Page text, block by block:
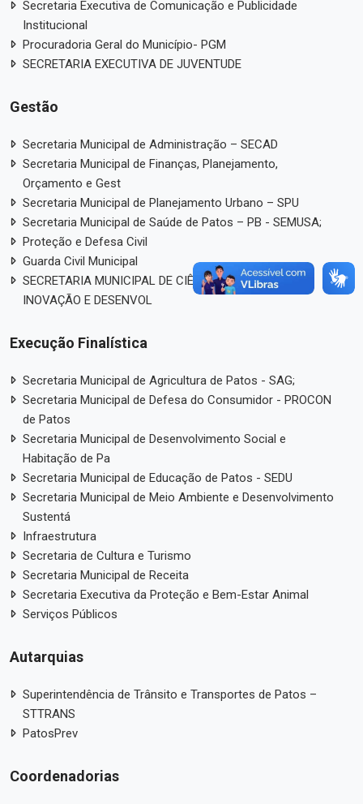
Secretaria Executiva de Comunicação e Publicidade
Institucional
Procuradoria Geral do Município- PGM
SECRETARIA EXECUTIVA DE JUVENTUDE
Gestão
Secretaria Municipal de Administração – SECAD
Secretaria Municipal de Finanças, Planejamento,
Orçamento e Gest
Secretaria Municipal de Planejamento Urbano – SPU
Secretaria Municipal de Saúde de Patos – PB - SEMUSA;
Proteção e Defesa Civil
Guarda Civil Municipal
SECRETARIA MUNICIPAL DE CIÊNCIA, TECNOLOGIA,
INOVAÇÃO E DESENVOL
Execução Finalística
Secretaria Municipal de Agricultura de Patos - SAG;
Secretaria Municipal de Defesa do Consumidor - PROCON
de Patos
Secretaria Municipal de Desenvolvimento Social e
Habitação de Pa
Secretaria Municipal de Educação de Patos - SEDU
Secretaria Municipal de Meio Ambiente e Desenvolvimento
Sustentá
Infraestrutura
Secretaria de Cultura e Turismo
Secretaria Municipal de Receita
Secretaria Executiva da Proteção e Bem-Estar Animal
Serviços Públicos
Autarquias
Superintendência de Trânsito e Transportes de Patos –
STTRANS
PatosPrev
Coordenadorias